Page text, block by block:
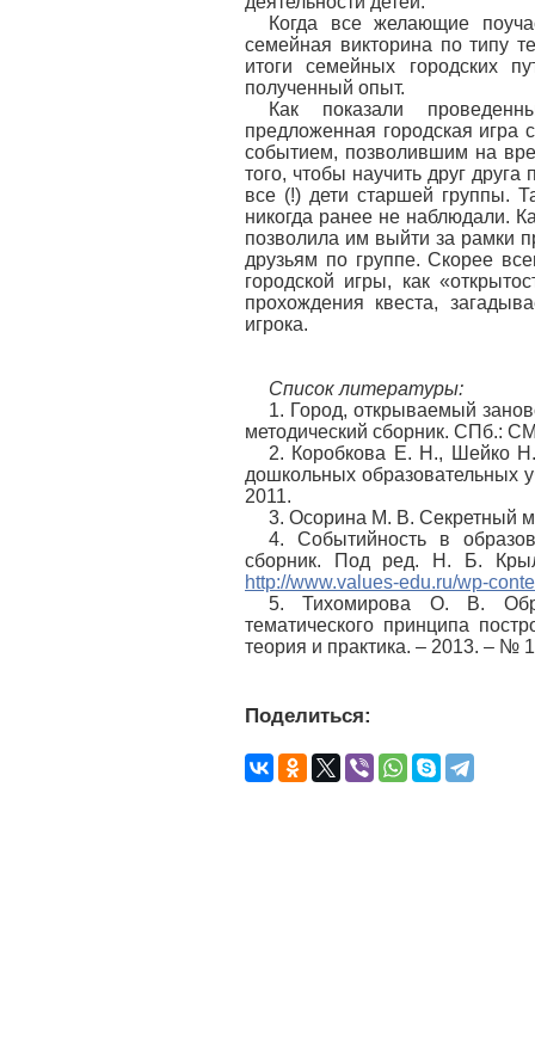
Когда все желающие
семейная викторина по типу
итоги семейных городских
полученный опыт.
Как показали
предложенная городская
событием, позволившим на
того, чтобы научить друг
все (!) дети старшей группы.
никогда ранее не наблюдали.
позволила им выйти за рамки
друзьям по группе. Скорее
городской игры, как
прохождения квеста,
игрока.
Список литературы:
1. Город, открываемый
методический сборник. СПб.:
2. Коробкова Е. Н., Шейко Н.
дошкольных
2011.
3. Осорина М. В. Секретный
4. Событийность в
сборник. Под ред. Н. Б.
http://www.values-edu.ru/wp-
5. Тихомирова О. В.
тематического принципа
теория и практика. – 2013. – №
Поделиться: